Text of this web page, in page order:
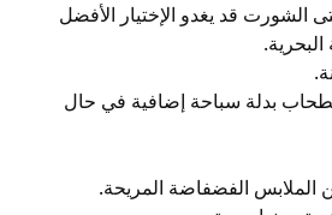
الشورت قد يغدو الإختيار الأفضل
بدلة سباحة إضافية في حال
الملابس الفضفاضة المريحة.